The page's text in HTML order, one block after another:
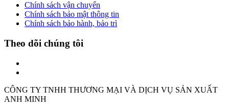
Chính sách vận chuyển
Chính sách bảo mật thông tin
Chính sách bảo hành, bảo trì
Theo dõi chúng tôi
CÔNG TY TNHH THƯƠNG MẠI VÀ DỊCH VỤ SẢN XUẤT
ANH MINH